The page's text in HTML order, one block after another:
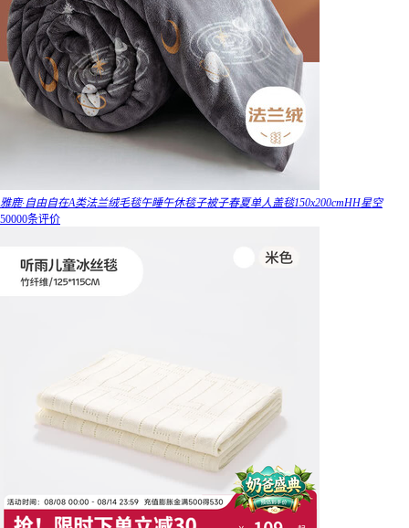
雅鹿·自由自在A类法兰绒毛毯午睡午休毯子被子春夏单人盖毯150x200cmHH星空
50000条评价